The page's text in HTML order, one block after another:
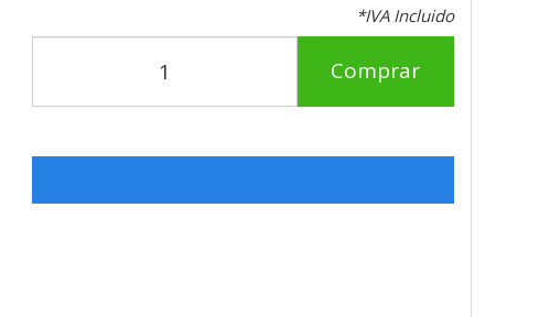
*IVA Incluido
Comprar